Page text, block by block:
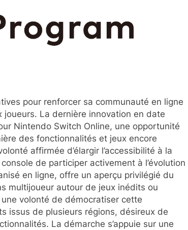
pour renforcer sa communauté en ligne
La dernière innovation en date
Nintendo Switch Online, une opportunité
des fonctionnalités et jeux encore
affirmée d’élargir l’accessibilité à la
de participer activement à l’évolution
en ligne, offre un aperçu privilégié du
multijoueur autour de jeux inédits ou
volonté de démocratiser cette
issus de plusieurs régions, désireux de
La démarche s’appuie sur une